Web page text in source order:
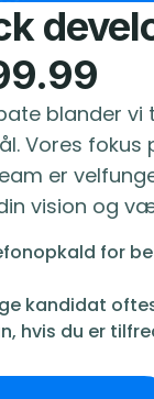
blander vi
Vores fokus
er
vision og
for
kandidat
hvis du er